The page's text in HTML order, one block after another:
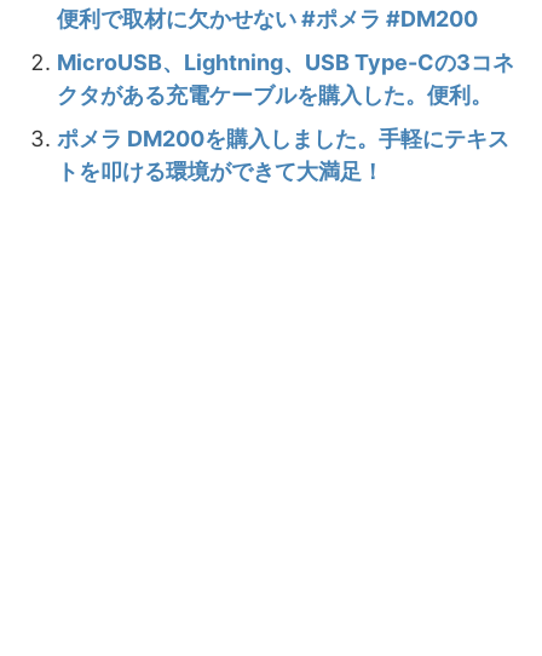
便利で取材に欠かせない #ポメラ #DM200
MicroUSB、Lightning、USB Type-Cの3コネ
クタがある充電ケーブルを購入した。便利。
ポメラ DM200を購入しました。手軽にテキス
トを叩ける環境ができて大満足！